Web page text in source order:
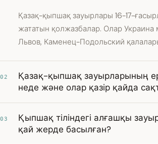
Қазақ-қыпшақ зауырлары 16-17-
жататын қолжазбалар. Олар
Львов, Каменец-Подольский
02
Қазақ-қыпшақ зауырларының
неде және олар қазір қайда
03
Қыпшақ тіліндегі алғашқы
қай жерде басылған?